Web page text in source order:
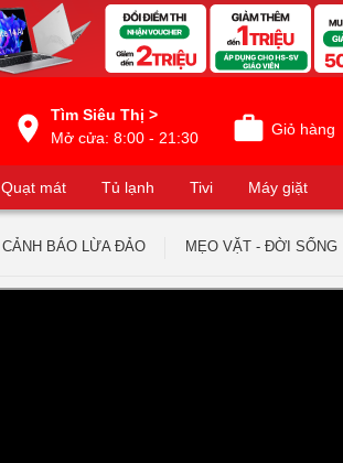
Tìm Siêu Thị >
Mở cửa: 8:00 - 21:30
Giỏ hàng
Quạt mát Tủ lạnh Tivi Máy giặt
CẢNH BÁO LỪA ĐẢO MẸO VẶT - ĐỜI SỐNG